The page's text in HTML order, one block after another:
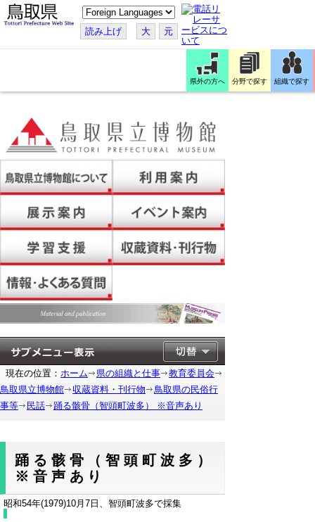
こ
の
ペ
ー
す
読み上げ 大 元
県外の方へ 分野で探す 組織で探す
現在の位置： ホーム 県の組織と仕事
教育委員会
鳥取県立博物館
収蔵資料・刊行物
鳥取県の民俗行
事等
民話 踊る骸骨（智頭町波多） ※音声あり
踊る骸骨（智頭町波多）
※音声あり
昭和54年(1979)10月7日、智頭町波多で採集